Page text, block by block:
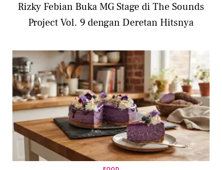
Rizky Febian Buka MG Stage di The Sounds
Project Vol. 9 dengan Deretan Hitsnya